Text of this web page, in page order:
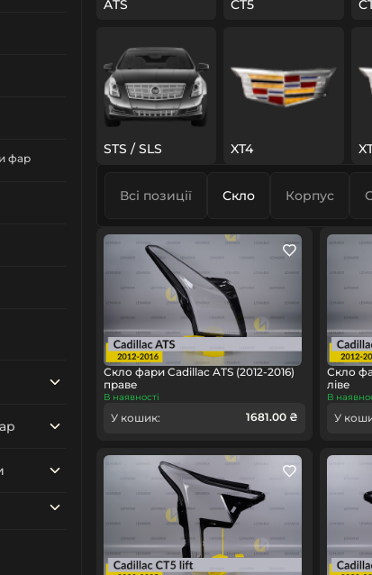
фар
ATS CT5
STS / SLS XT4
Всі позиції Скло Корпус
Скло фари Cadillac ATS (2012-2016)
праве
В наявності
У кошик: 1681.00 ₴
Скло
ліве
В
У